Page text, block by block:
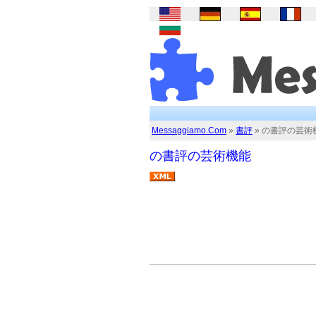
Messaggiamo.Com » 書評 » の書評の芸術
の書評の芸術機能